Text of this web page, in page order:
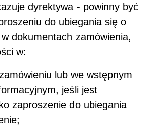
dyrektywa - powinny być
do ubiegania się o
dokumentach zamówienia,
w:
lub we wstępnym
jeśli jest
zaproszenie do ubiegania